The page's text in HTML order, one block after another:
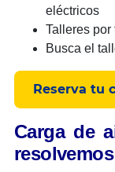
eléctricos
Talleres por
Busca el
Reserva tu
Carga de